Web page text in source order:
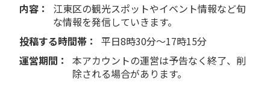
内容：
江東区の観光スポットやイベント情報など旬
な情報を発信していきます。
投稿する時間帯：
平日8時30分〜17時15分
運営期間：
本アカウントの運営は予告なく終了、削
除される場合があります。